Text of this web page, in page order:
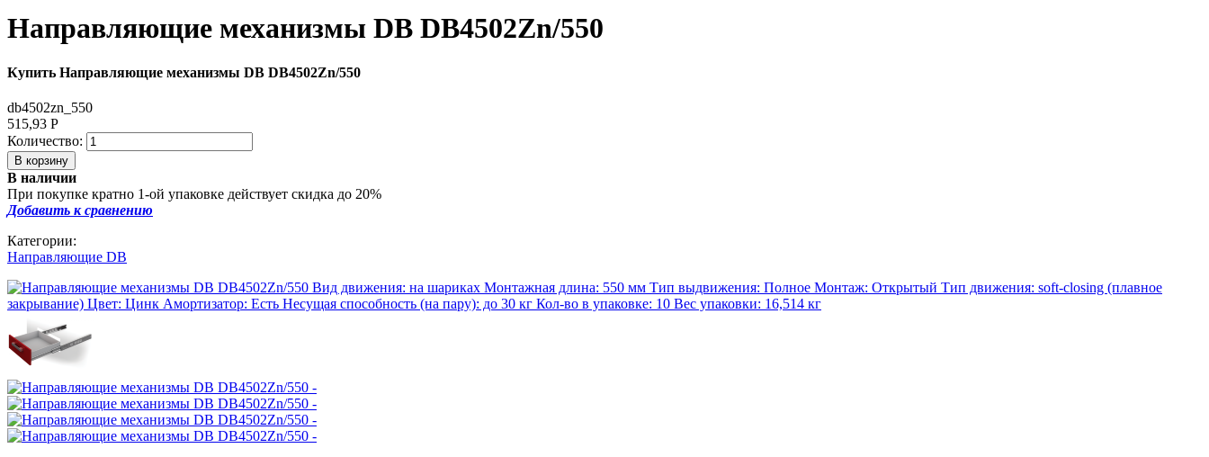
Направляющие механизмы DB DB4502Zn/550
Купить Направляющие механизмы DB DB4502Zn/550
db4502zn_550
515,93 Р
Количество:
В наличии
При покупке кратно 1-ой упаковке действует скидка до 20%
Добавить к сравнению
Категории:
Направляющие DB